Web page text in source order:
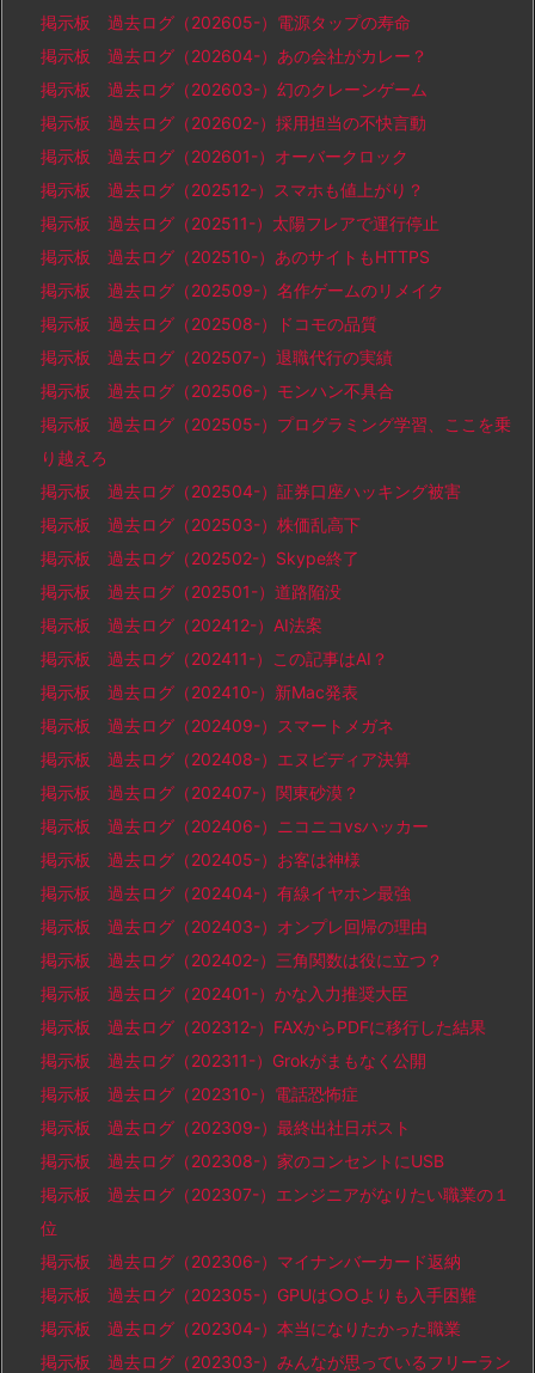
掲示板 過去ログ（202605-）電源タップの寿命
掲示板 過去ログ（202604-）あの会社がカレー？
掲示板 過去ログ（202603-）幻のクレーンゲーム
掲示板 過去ログ（202602-）採用担当の不快言動
掲示板 過去ログ（202601-）オーバークロック
掲示板 過去ログ（202512-）スマホも値上がり？
掲示板 過去ログ（202511-）太陽フレアで運行停止
掲示板 過去ログ（202510-）あのサイトもHTTPS
掲示板 過去ログ（202509-）名作ゲームのリメイク
掲示板 過去ログ（202508-）ドコモの品質
掲示板 過去ログ（202507-）退職代行の実績
掲示板 過去ログ（202506-）モンハン不具合
掲示板 過去ログ（202505-）プログラミング学習、ここを乗
り越えろ
掲示板 過去ログ（202504-）証券口座ハッキング被害
掲示板 過去ログ（202503-）株価乱高下
掲示板 過去ログ（202502-）Skype終了
掲示板 過去ログ（202501-）道路陥没
掲示板 過去ログ（202412-）AI法案
掲示板 過去ログ（202411-）この記事はAI？
掲示板 過去ログ（202410-）新Mac発表
掲示板 過去ログ（202409-）スマートメガネ
掲示板 過去ログ（202408-）エヌビディア決算
掲示板 過去ログ（202407-）関東砂漠？
掲示板 過去ログ（202406-）ニコニコvsハッカー
掲示板 過去ログ（202405-）お客は神様
掲示板 過去ログ（202404-）有線イヤホン最強
掲示板 過去ログ（202403-）オンプレ回帰の理由
掲示板 過去ログ（202402-）三角関数は役に立つ？
掲示板 過去ログ（202401-）かな入力推奨大臣
掲示板 過去ログ（202312-）FAXからPDFに移行した結果
掲示板 過去ログ（202311-）Grokがまもなく公開
掲示板 過去ログ（202310-）電話恐怖症
掲示板 過去ログ（202309-）最終出社日ポスト
掲示板 過去ログ（202308-）家のコンセントにUSB
掲示板 過去ログ（202307-）エンジニアがなりたい職業の１
位
掲示板 過去ログ（202306-）マイナンバーカード返納
掲示板 過去ログ（202305-）GPUは○○よりも入手困難
掲示板 過去ログ（202304-）本当になりたかった職業
掲示板 過去ログ（202303-）みんなが思っているフリーラン